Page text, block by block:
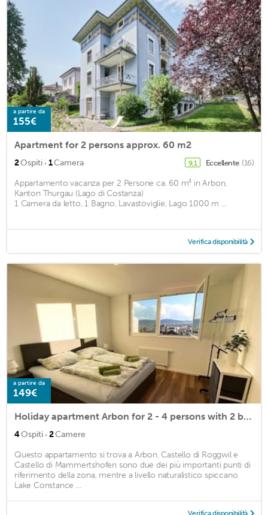
a partire da
155€
Apartment for 2 persons approx. 60 m2
2Ospiti · 1Camera 9,1 Eccellente (16)
Appartamento vacanza per 2 Persone ca. 60 m² in Arbon,
Kanton Thurgau (Lago di Costanza)
1 Camera da letto, 1 Bagno, Lavastoviglie, Lago 1000 m ...
Verifica disponibilità
a partire da
149€
Holiday apartment Arbon for 2 - 4 persons with 2 bedrooms - Holiday apartment
4Ospiti · 2Camere
Questo appartamento si trova a Arbon. Castello di Roggwil e
Castello di Mammertshofen sono due dei più importanti punti di
riferimento della zona, mentre a livello naturalistico spiccano
Lake Constance ...
Verifica disponibilità